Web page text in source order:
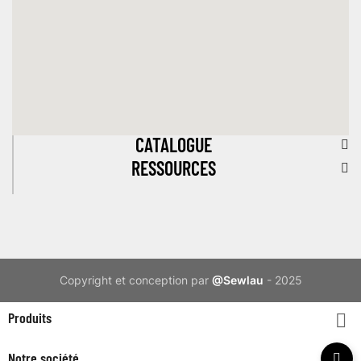
CATALOGUE
RESSOURCES
Copyright et conception par @Sewlau - 2025
Produits 